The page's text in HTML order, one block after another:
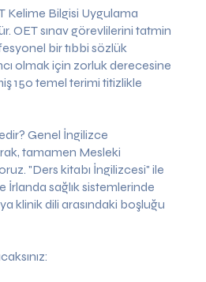
Kelime Bilgisi Uygulama
OET sınav görevlilerini tatmin
bir tıbbi sözlük
olmak için zorluk derecesine
150 temel terimi titizlikle
Genel İngilizce
tamamen Mesleki
"Ders kitabı İngilizcesi" ile
İrlanda sağlık sistemlerinde
klinik dili arasındaki boşluğu